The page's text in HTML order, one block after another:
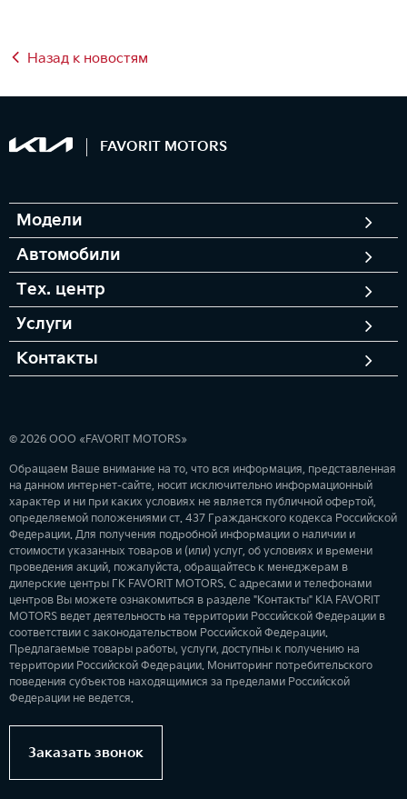
Назад к новостям
FAVORIT MOTORS
Модели
Автомобили
Тех. центр
Услуги
Контакты
© 2026 ООО «FAVORIT MOTORS»
Обращаем Ваше внимание на то, что вся информация, представленная
на данном интернет-сайте, носит исключительно информационный
характер и ни при каких условиях не является публичной офертой,
определяемой положениями ст. 437 Гражданского кодекса Российской
Федерации. Для получения подробной информации о наличии и
стоимости указанных товаров и (или) услуг, об условиях и времени
проведения акций, пожалуйста, обращайтесь к менеджерам в
дилерские центры ГК FAVORIT MOTORS. С адресами и телефонами
центров Вы можете ознакомиться в разделе "Контакты" KIA FAVORIT
MOTORS ведет деятельность на территории Российской Федерации в
соответствии с законодательством Российской Федерации.
Предлагаемые товары работы, услуги, доступны к получению на
территории Российской Федерации. Мониторинг потребительского
поведения субъектов находящимися за пределами Российской
Федерации не ведется.
Заказать звонок